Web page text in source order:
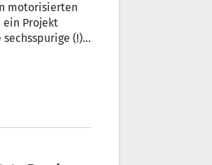
motorisierten
ein Projekt
(!)